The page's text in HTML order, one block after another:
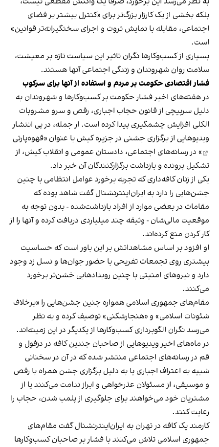
بلکه بخشی از یک کارزار بزرگ‌تر برای «کنترل بیشتر بر فضای
اجتماعی، مقابله با نمایش ثروت و اجرای سختگیرانه‌تر قوانین»
است.
بسیاری از کسب‌وکارها نگران تاثیر این سیاست‌ تازه بر معیشت،
سلامت روان شهروندان و زندگی اجتماعی آنها هستند.
فشار اقتصادی حکومت بر مردم و استفاده از آنها برای سرکوب
در هفته‌های اخیر فشار حکومت بر کسب‌وکارها و شهروندان به
دلیل سرپیچی از قانون حجاب اجباری، رقص و سرو مشروبات
الکلی افزایش چشمگیری پیدا کرده است. از جمله، در پی انتشار
ویدیوهایی از برگزاری جشنی در جزیره کیش با عنوان «قهوه‌پارتی
» در رسانه‌های اجتماعی، دادستان عمومی و انقلاب کیش، از
تشکیل پرونده و بازداشت برگزارکنندگان آن خبر داد.
یکی از زنان کافه‌داری که تجربه برخورد عوامل انتظامی با چنین
جشن‌هایی را دارد به ایران‌اینترنشنال گفت شاهد بوده که
مقامات در بعضی موارد از افراد بازداشت‌‌شده - بدون توجه به
موقعیت مالی‌شان - وثیقه چند میلیاردی دریافت کرده و آنها را از
کار کردن منع کرده‌اند.
او افزود بر اساس مشاهداتش بر این باور است که حساسیت
بیشتری روی تجمعات تفریحی با حضور جوان‌ها و نسل زد وجود
دارد و نیروهای امنیتی با چنین رویدادهایی خشن‌تر برخورد
می‌کنند.
مقام‌های جمهوری اسلامی همواره چنین جشن‌هایی را «برخلاف
شئونات اسلامی» و «هنجارشکنی» توصیف کرده و به نظر
می‌رسد نگران الگوبرداری کسب‌وکارها از یکدیگر در این زمینه‌اند.
در ماه‌های اخیر ویدیوهایی از صاحبان چندین کافه در دزفول و
قم در رسانه‌های اجتماعی منتشر شده که در آن در سخنانی
شبیه به اعتراف اجباری یا به دلیل برگزاری جشن همراه با رقص
و موسیقی، از مسئولان عذرخواهی و ابراز ندامت می‌کنند یا از
مشتریان خود می‌خواهند برای جلوگیری از پلمب شدن، حجاب را
رعایت کنند.
کارمند یک کافه در تهران به ایران‌اینترنشنال گفت مقام‌های
جمهوری اسلامی تلاش می‌کنند با فشار بر صاحبان کسب‌وکارها